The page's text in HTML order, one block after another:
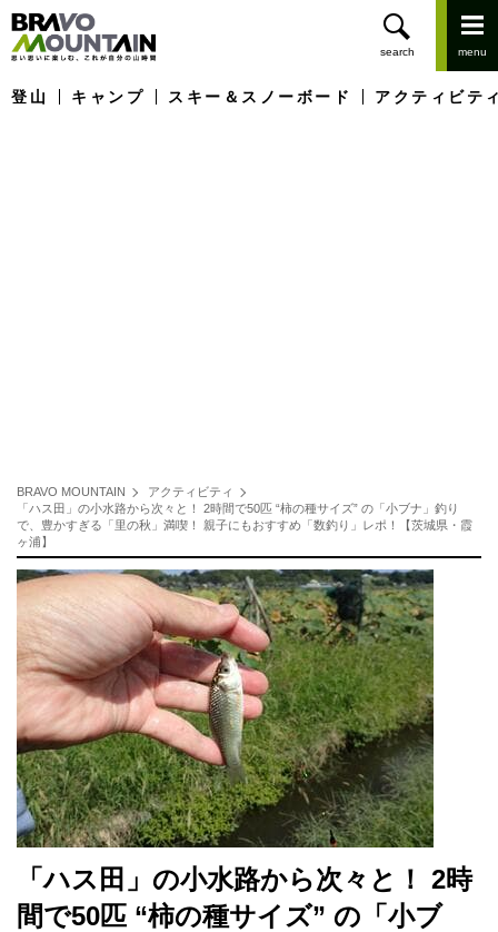
登山 キャンプ スキー＆スノーボード アクティビテ
BRAVO MOUNTAIN
アクティビティ
「ハス田」の小水路から次々と！ 2時間で50匹 “柿の種サイズ” の「小ブナ」釣り
で、豊かすぎる「里の秋」満喫！ 親子にもおすすめ「数釣り」レポ！【茨城県・霞
ヶ浦】
「ハス田」の小水路から次々と！ 2時
間で50匹 “柿の種サイズ” の「小ブ